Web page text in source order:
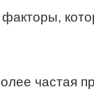
частая